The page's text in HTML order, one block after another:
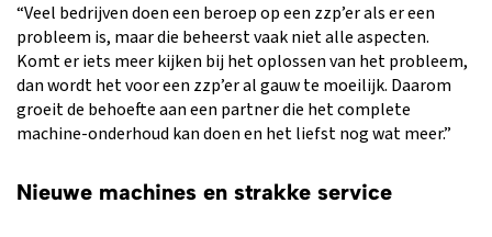
“Veel bedrijven doen een beroep op een zzp’er als er een
probleem is, maar die beheerst vaak niet alle aspecten.
Komt er iets meer kijken bij het oplossen van het probleem,
dan wordt het voor een zzp’er al gauw te moeilijk. Daarom
groeit de behoefte aan een partner die het complete
machine-onderhoud kan doen en het liefst nog wat meer.”
Nieuwe machines en strakke service